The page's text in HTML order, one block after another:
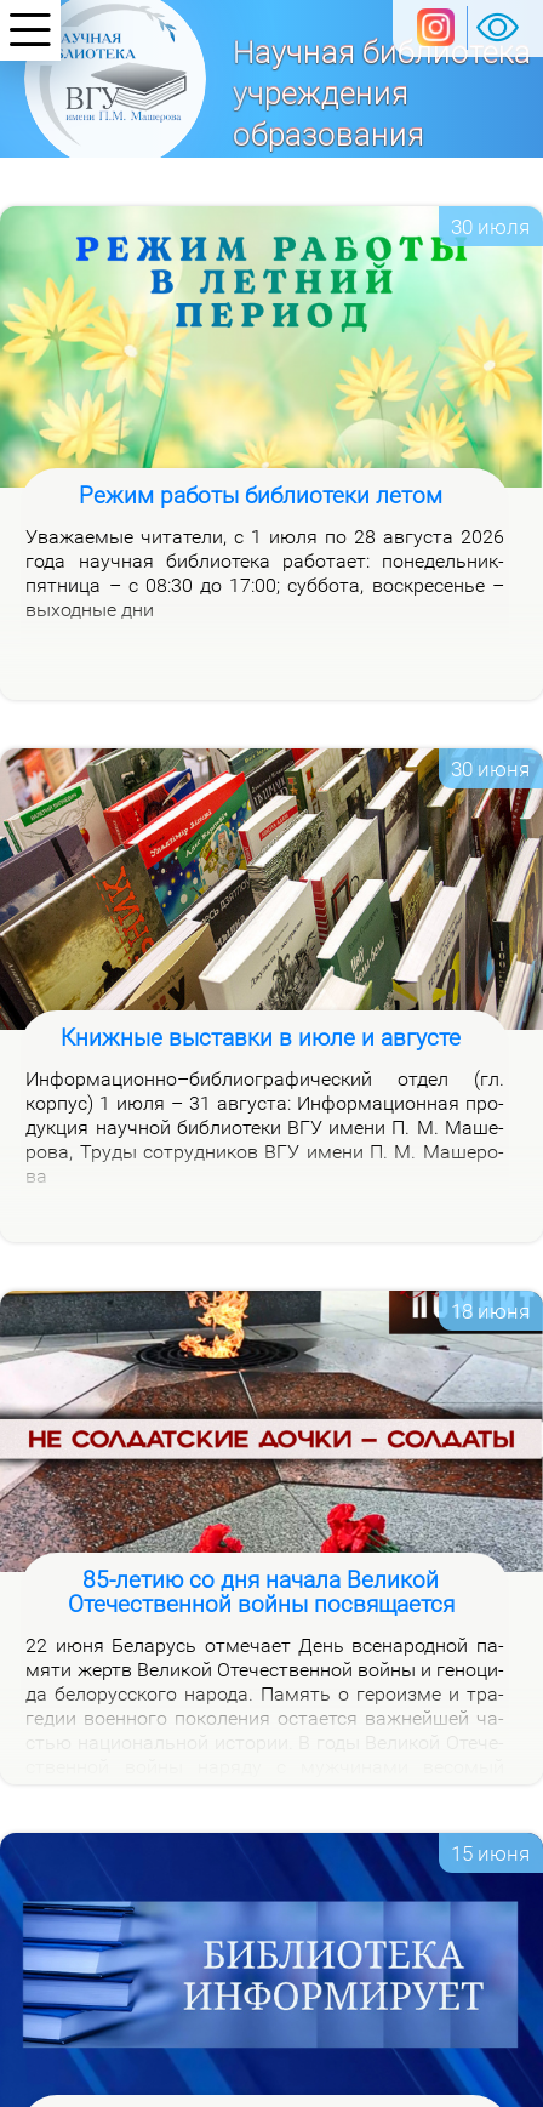
Научная библиотека
учреждения
образования
государственный университет
имени П. М. Машерова»
30 июля
Режим работы библиотеки летом
Ува­жа­е­мые чи­та­те­ли, с 1 июля по 28 ав­гу­ста 2026
го­да на­уч­ная биб­лио­те­ка ра­бо­та­ет: по­не­дель­ник-
пят­ни­ца – с 08:30 до 17:00; суб­бо­та, вос­кре­се­нье –
вы­ход­ные дни
30 июня
Книжные выставки в июле и августе
Ин­фор­ма­ци­он­но–биб­лио­гра­фи­че­ский от­дел (гл.
кор­пус) 1 июля – 31 ав­гу­ста: Ин­фор­ма­ци­он­ная про­
дук­ция на­уч­ной биб­лио­те­ки ВГУ име­ни П. М. Ма­ше­
ро­ва, Тру­ды со­труд­ни­ков ВГУ име­ни П. М. Ма­ше­ро­
ва
18 июня
85-летию со дня начала Великой
Отечественной войны посвящается
22 июня Бе­ла­русь от­ме­ча­ет День все­на­род­ной па­
мя­ти жертв Ве­ли­кой Оте­че­ствен­ной вой­ны и ге­но­ци­
да бе­ло­рус­ско­го на­ро­да. Па­мять о ге­ро­из­ме и тра­
ге­дии во­ен­но­го по­ко­ле­ния оста­ет­ся важ­ней­шей ча­
ских от­ря­дах.
15 июня